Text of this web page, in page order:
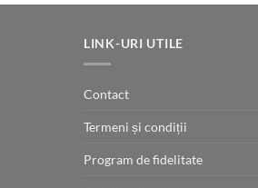
LINK-URI UTILE
Contact
Termeni și condiții
Program de fidelitate